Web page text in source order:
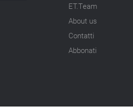
ET.Team
About us
Contatti
Abbonati